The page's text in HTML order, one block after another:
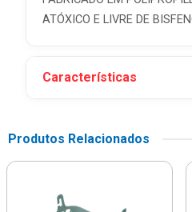
ATÓXICO E LIVRE DE
Características
Produtos Relacionados